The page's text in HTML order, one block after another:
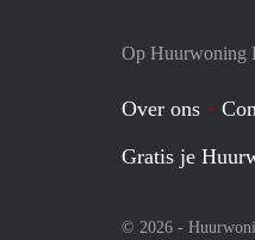
Op Huurwoning
Over ons
Gratis je
© 2026 -